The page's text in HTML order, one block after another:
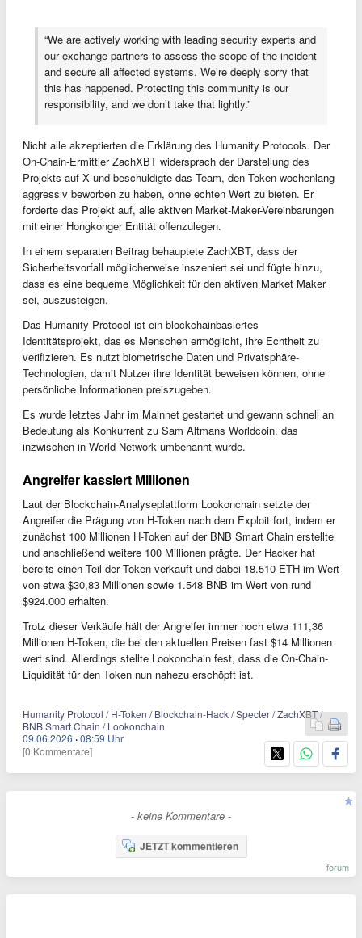
“We are actively working with leading security experts and
our exchange partners to assess the scope of the incident
and secure all affected systems. We’re deeply sorry that
this has happened. Protecting this community is our
responsibility, and we don’t take that lightly.”
Nicht alle akzeptierten die Erklärung des Humanity Protocols. Der
On-Chain-Ermittler ZachXBT widersprach der Darstellung des
Projekts auf X und beschuldigte das Team, den Token wochenlang
aggressiv beworben zu haben, ohne echten Wert zu bieten. Er
forderte das Projekt auf, alle aktiven Market-Maker-Vereinbarungen
mit einer Hongkonger Entität offenzulegen.
In einem separaten Beitrag behauptete ZachXBT, dass der
Sicherheitsvorfall möglicherweise inszeniert sei und fügte hinzu,
dass es eine bequeme Möglichkeit für den aktiven Market Maker
sei, auszusteigen.
Das Humanity Protocol ist ein blockchainbasiertes
Identitätsprojekt, das es Menschen ermöglicht, ihre Echtheit zu
verifizieren. Es nutzt biometrische Daten und Privatsphäre-
Technologien, damit Nutzer ihre Identität beweisen können, ohne
persönliche Informationen preiszugeben.
Es wurde letztes Jahr im Mainnet gestartet und gewann schnell an
Bedeutung als Konkurrent zu Sam Altmans Worldcoin, das
inzwischen in World Network umbenannt wurde.
Angreifer kassiert Millionen
Laut der Blockchain-Analyseplattform Lookonchain setzte der
Angreifer die Prägung von H-Token nach dem Exploit fort, indem er
zunächst 100 Millionen H-Token auf der BNB Smart Chain erstellte
und anschließend weitere 100 Millionen prägte. Der Hacker hat
bereits einen Teil der Token verkauft und dabei 18.510 ETH im Wert
von etwa $30,83 Millionen sowie 1.548 BNB im Wert von rund
$924.000 erhalten.
Trotz dieser Verkäufe hält der Angreifer immer noch etwa 111,36
Millionen H-Token, die bei den aktuellen Preisen fast $14 Millionen
wert sind. Allerdings stellte Lookonchain fest, dass die On-Chain-
Liquidität für den Token nun nahezu erschöpft ist.
Humanity Protocol / H-Token / Blockchain-Hack / Specter / ZachXBT /
BNB Smart Chain / Lookonchain
09.06.2026 ·08:59 Uhr
[0 Kommentare]
- keine Kommentare -
JETZT kommentieren
forum